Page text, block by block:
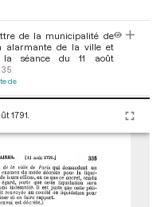
de la municipalité de
alarmante de la ville et
la séance du 11 août
de
que les députés
admis à la barre pour
de la séance du 11 août
lettres du ministre de
la main-levée du
1791.